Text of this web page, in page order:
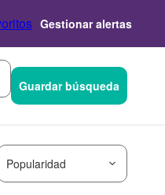
Gestionar alertas
Guardar búsqueda
Popularidad